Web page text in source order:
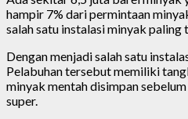
hampir 7% dari permintaan
salah satu instalasi minyak paling
Dengan menjadi salah satu
Pelabuhan tersebut memiliki
minyak mentah disimpan
super.